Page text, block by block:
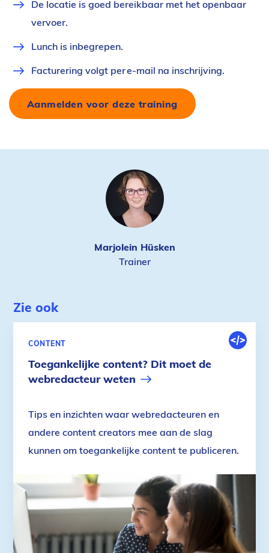
De locatie is goed bereikbaar met het openbaar
vervoer.
Lunch is inbegrepen.
Facturering volgt per e-mail na inschrijving.
Aanmelden voor deze training
Marjolein Hüsken
Trainer
Zie ook
Toegankelijke content? Dit moet de
webredacteur weten
CONTENT
DIGITALE
Tips en inzichten waar webredacteuren en
andere content creators mee aan de slag
kunnen om toegankelijke content te publiceren.